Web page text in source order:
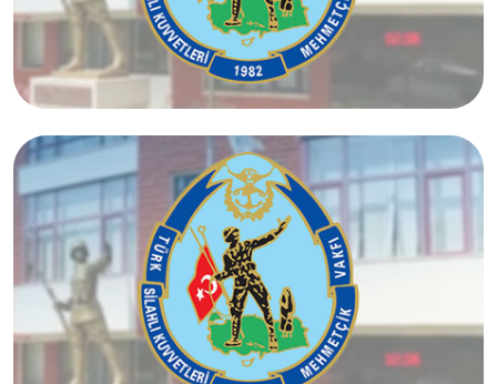
Adana Temsilciliği